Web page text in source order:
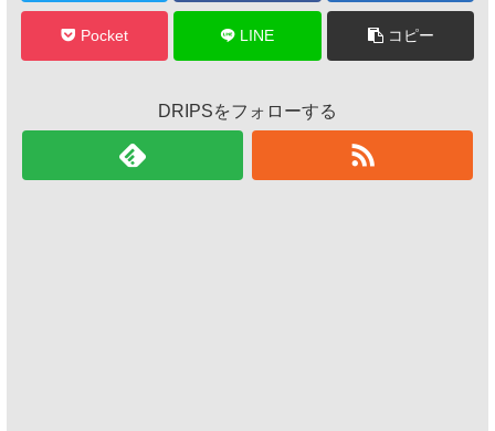
Pocket LINE コピー
DRIPSをフォローする